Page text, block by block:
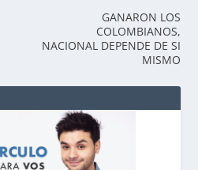
GANARON LOS
COLOMBIANOS,
NACIONAL DEPENDE DE SI
MISMO